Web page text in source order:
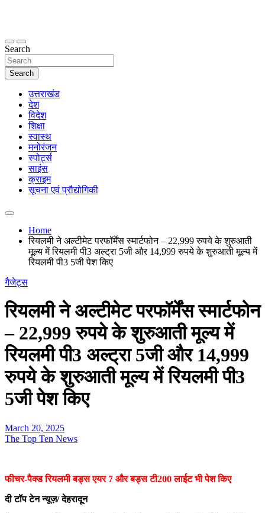
thetoptennews.com
Search
Search
उत्तराखंड
देश
विदेश
शिक्षा
स्वास्थ
मनोरंजन
स्पोर्ट्स
साइंस
क्राइम
सूचना एवं प्रौद्योगिकी
Home
रियलमी ने अल्टीमेट परफॉर्मेंस स्मार्टफोन – 22,999 रुपये के शुरुआती
मूल्य में रियलमी पी3 अल्ट्रा 5जी और 14,999 रुपये के शुरुआती मूल्य में
रियलमी पी3 5जी पेश किए
गैजेट्स
रियलमी ने अल्टीमेट परफॉर्मेंस स्मार्टफोन
– 22,999 रुपये के शुरुआती मूल्य में
रियलमी पी3 अल्ट्रा 5जी और 14,999
रुपये के शुरुआती मूल्य में रियलमी पी3
5जी पेश किए
March 20, 2025
The Top Ten News
फीचर-पैक्ड रियलमी बड्स एयर 7 और बड्स टी200 लाईट भी पेश किए
दी टॉप टेन न्यूज़/ देहरादून